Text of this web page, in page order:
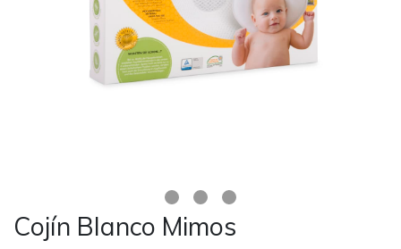
Cojín Blanco Mimos